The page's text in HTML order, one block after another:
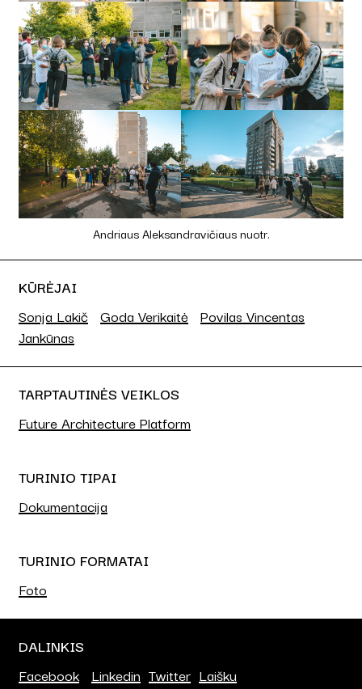
KŪRĖJAI
Sonja Lakič Goda Verikaitė Povilas Vincentas
Jankūnas
TARPTAUTINĖS VEIKLOS
Future Architecture Platform
TURINIO TIPAI
Dokumentacija
TURINIO FORMATAI
Foto
DALINKIS
Facebook Linkedin Twitter Laišku
Andriaus Aleksandravičiaus nuotr.